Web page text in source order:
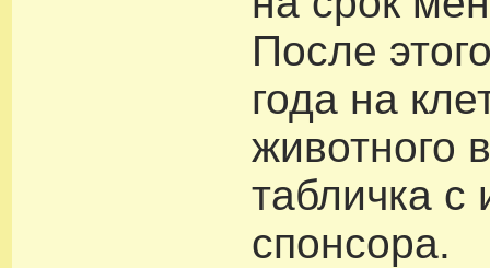
После
года на
животного
табличка
спонсора.